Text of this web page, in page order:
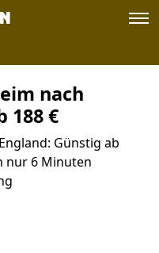
nach
188 €
Günstig ab
nur 6 Minuten